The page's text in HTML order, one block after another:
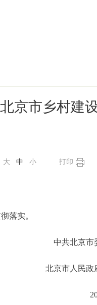
京市乡村建
打印
大 中 小
落实。
中共北
北京市人